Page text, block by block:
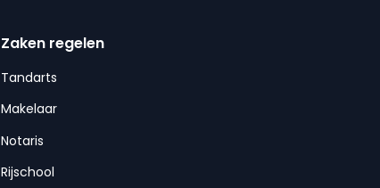
Zaken regelen
Tandarts
Makelaar
Notaris
Rijschool